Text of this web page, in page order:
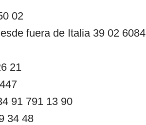
02
fuera de Italia 39 02 6084
21
91 791 13 90
34 48